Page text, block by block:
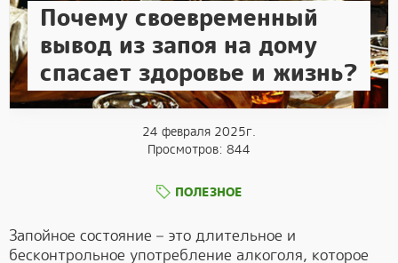
Почему своевременный
вывод из запоя на дому
спасает здоровье и жизнь?
24 февраля 2025г.
Просмотров: 844
ПОЛЕЗНОЕ
Запойное состояние – это длительное и
бесконтрольное употребление алкоголя, которое